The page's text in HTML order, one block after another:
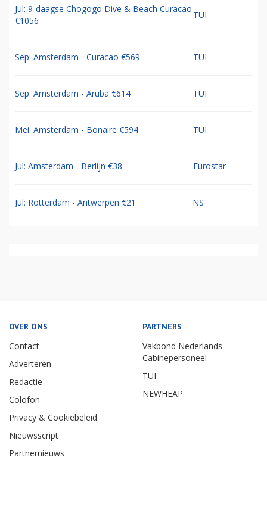
Jul: 9-daagse Chogogo Dive & Beach Curacao
€1056
TUI
Sep: Amsterdam - Curacao €569 TUI
Sep: Amsterdam - Aruba €614 TUI
Mei: Amsterdam - Bonaire €594 TUI
Jul: Amsterdam - Berlijn €38 Eurostar
Jul: Rotterdam - Antwerpen €21 NS
OVER ONS
Contact
Adverteren
Redactie
Colofon
Privacy & Cookiebeleid
Nieuwsscript
Partnernieuws
PARTNERS
Vakbond Nederlands
Cabinepersoneel
TUI
NEWHEAP